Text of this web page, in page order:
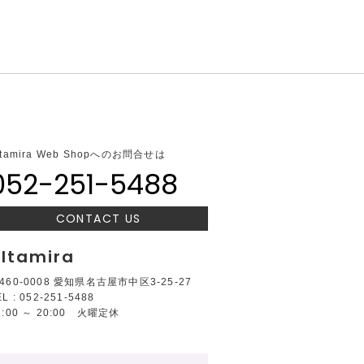
Web Shopへのお問合せは
251-5488
CONTACT US
0008 愛知県名古屋市中区3-25-27
: 052-251-5488
～ 20:00 火曜定休